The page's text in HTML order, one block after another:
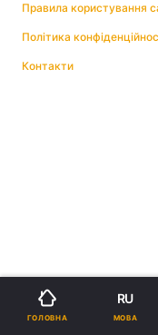
Правила користування
Політика
Контакти
ГОЛОВНА
RU
МОВА